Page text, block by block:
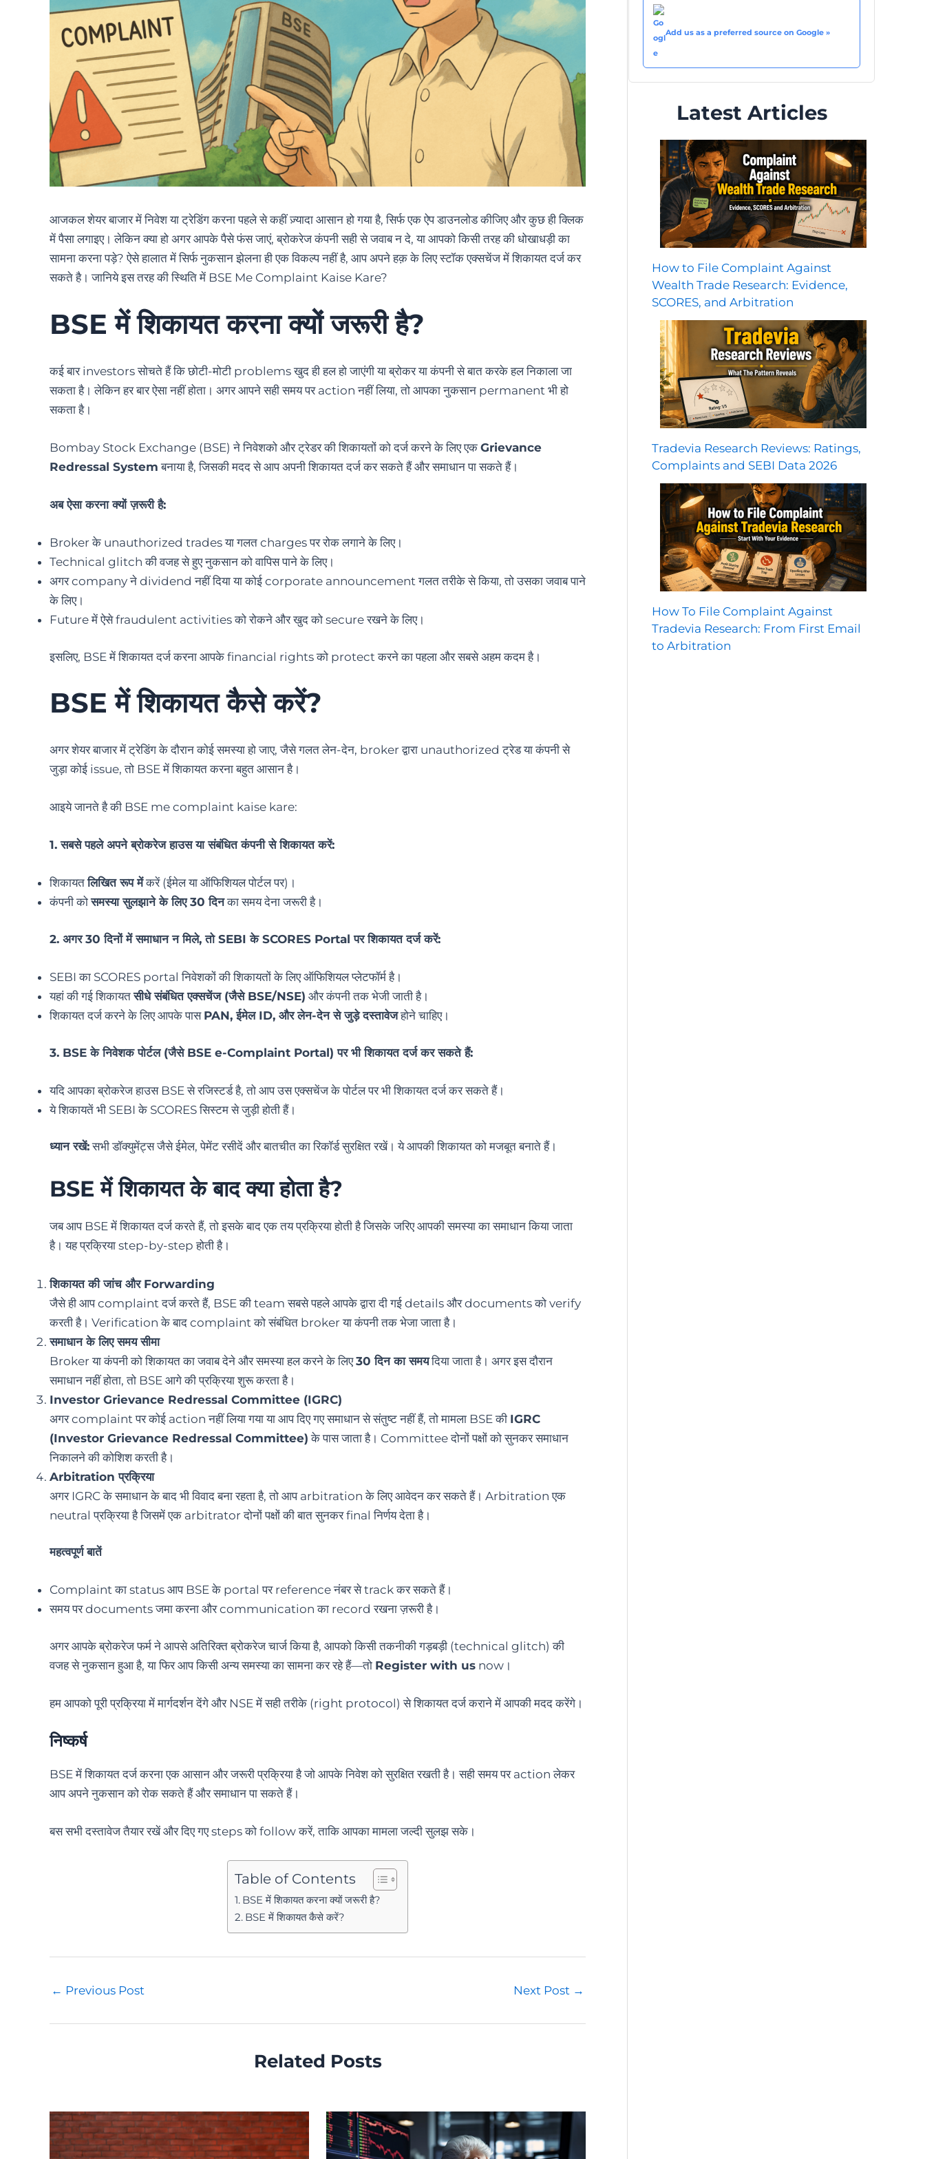
आजकल शेयर बाजार में निवेश या ट्रेडिंग करना पहले से कहीं ज़्यादा आसान हो गया है, सिर्फ एक ऐप डाउनलोड कीजिए और कुछ ही क्लिक
में पैसा लगाइए। लेकिन क्या हो अगर आपके पैसे फंस जाएं, ब्रोकरेज कंपनी सही से जवाब न दे, या आपको किसी तरह की धोखाधड़ी का
सामना करना पड़े? ऐसे हालात में सिर्फ नुकसान झेलना ही एक विकल्प नहीं है, आप अपने हक़ के लिए स्टॉक एक्सचेंज में शिकायत दर्ज कर
सकते है। जानिये इस तरह की स्थिति में BSE Me Complaint Kaise Kare?
BSE में शिकायत करना क्यों जरूरी है?
कई बार investors सोचते हैं कि छोटी-मोटी problems खुद ही हल हो जाएंगी या ब्रोकर या कंपनी से बात करके हल निकाला जा
सकता है। लेकिन हर बार ऐसा नहीं होता। अगर आपने सही समय पर action नहीं लिया, तो आपका नुकसान permanent भी हो
सकता है।
Bombay Stock Exchange (BSE) ने निवेशको और ट्रेडर की शिकायतों को दर्ज करने के लिए एक Grievance
Redressal System बनाया है, जिसकी मदद से आप अपनी शिकायत दर्ज कर सकते हैं और समाधान पा सकते हैं।
अब ऐसा करना क्यों ज़रूरी है:
Broker के unauthorized trades या गलत charges पर रोक लगाने के लिए।
Technical glitch की वजह से हुए नुकसान को वापिस पाने के लिए।
अगर company ने dividend नहीं दिया या कोई corporate announcement गलत तरीके से किया, तो उसका जवाब पाने
के लिए।
Future में ऐसे fraudulent activities को रोकने और खुद को secure रखने के लिए।
इसलिए, BSE में शिकायत दर्ज करना आपके financial rights को protect करने का पहला और सबसे अहम कदम है।
BSE में शिकायत कैसे करें?
अगर शेयर बाजार में ट्रेडिंग के दौरान कोई समस्या हो जाए, जैसे गलत लेन-देन, broker द्वारा unauthorized ट्रेड या कंपनी से
जुड़ा कोई issue, तो BSE में शिकायत करना बहुत आसान है।
आइये जानते है की BSE me complaint kaise kare:
1. सबसे पहले अपने ब्रोकरेज हाउस या संबंधित कंपनी से शिकायत करें:
शिकायतलिखित रूप मेंकरें (ईमेल या ऑफिशियल पोर्टल पर)।
कंपनी कोसमस्या सुलझाने के लिए 30 दिनका समय देना जरूरी है।
2. अगर 30 दिनों में समाधान न मिले, तो SEBI के SCORES Portal पर शिकायत दर्ज करें:
SEBI का SCORES portal निवेशकों की शिकायतों के लिए ऑफिशियल प्लेटफॉर्म है।
यहां की गई शिकायतसीधे संबंधित एक्सचेंज (जैसे BSE/NSE) और कंपनी तक भेजी जाती है।
शिकायत दर्ज करने के लिए आपके पास PAN, ईमेल ID, और लेन-देन से जुड़े दस्तावेजहोने चाहिए।
3. BSE के निवेशक पोर्टल (जैसे BSE e-Complaint Portal) पर भी शिकायत दर्ज कर सकते हैं:
यदि आपका ब्रोकरेज हाउस BSE से रजिस्टर्ड है, तो आप उस एक्सचेंज के पोर्टल पर भी शिकायत दर्ज कर सकते हैं।
ये शिकायतें भी SEBI के SCORES सिस्टम से जुड़ी होती हैं।
ध्यान रखें:सभी डॉक्युमेंट्स जैसे ईमेल, पेमेंट रसीदें और बातचीत का रिकॉर्ड सुरक्षित रखें। ये आपकी शिकायत को मजबूत बनाते हैं।
BSE में शिकायत के बाद क्या होता है?
जब आप BSE में शिकायत दर्ज करते हैं, तो इसके बाद एक तय प्रक्रिया होती है जिसके जरिए आपकी समस्या का समाधान किया जाता
है। यह प्रक्रिया step-by-step होती है।
शिकायत की जांच और Forwarding
जैसे ही आप complaint दर्ज करते हैं, BSE की team सबसे पहले आपके द्वारा दी गई details और documents को verify
करती है। Verification के बाद complaint को संबंधित broker या कंपनी तक भेजा जाता है।
समाधान के लिए समय सीमा
Broker या कंपनी को शिकायत का जवाब देने और समस्या हल करने के लिए30 दिन का समयदिया जाता है। अगर इस दौरान
समाधान नहीं होता, तो BSE आगे की प्रक्रिया शुरू करता है।
Investor Grievance Redressal Committee (IGRC)
अगर complaint पर कोई action नहीं लिया गया या आप दिए गए समाधान से संतुष्ट नहीं हैं, तो मामला BSE की IGRC
(Investor Grievance Redressal Committee) के पास जाता है। Committee दोनों पक्षों को सुनकर समाधान
निकालने की कोशिश करती है।
Arbitration प्रक्रिया
अगर IGRC के समाधान के बाद भी विवाद बना रहता है, तो आप arbitration के लिए आवेदन कर सकते हैं। Arbitration एक
neutral प्रक्रिया है जिसमें एक arbitrator दोनों पक्षों की बात सुनकर final निर्णय देता है।
महत्वपूर्ण बातें
Complaint का status आप BSE के portal पर reference नंबर से track कर सकते हैं।
समय पर documents जमा करना और communication का record रखना ज़रूरी है।
अगर आपके ब्रोकरेज फर्म ने आपसे अतिरिक्त ब्रोकरेज चार्ज किया है, आपको किसी तकनीकी गड़बड़ी (technical glitch) की
वजह से नुकसान हुआ है, या फिर आप किसी अन्य समस्या का सामना कर रहे हैं—तो Register with us now।
हम आपको पूरी प्रक्रिया में मार्गदर्शन देंगे और NSE में सही तरीके (right protocol) से शिकायत दर्ज कराने में आपकी मदद करेंगे।
निष्कर्ष
BSE में शिकायत दर्ज करना एक आसान और जरूरी प्रक्रिया है जो आपके निवेश को सुरक्षित रखती है। सही समय पर action लेकर
आप अपने नुकसान को रोक सकते हैं और समाधान पा सकते हैं।
बस सभी दस्तावेज तैयार रखें और दिए गए steps को follow करें, ताकि आपका मामला जल्दी सुलझ सके।
Table of Contents
BSE में शिकायत करना क्यों जरूरी है?
BSE में शिकायत कैसे करें?
Post
← Previous Post Next Post →
Related Posts
Add us as a preferred source on Google »
Latest Articles
How to File Complaint Against
Wealth Trade Research: Evidence,
SCORES, and Arbitration
Tradevia Research Reviews: Ratings,
Complaints and SEBI Data 2026
How To File Complaint Against
Tradevia Research: From First Email
to Arbitration